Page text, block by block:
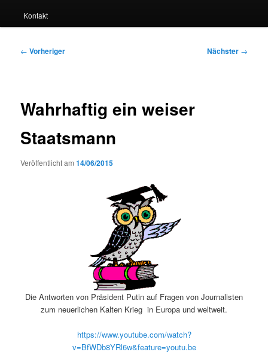
Kontakt
Beitragsnavigation
← Vorheriger Nächster →
Wahrhaftig ein weiser
Staatsmann
Veröffentlicht am14/06/2015
Die Antworten von Präsident Putin auf Fragen von Journalisten
zum neuerlichen Kalten Krieg in Europa und weltweit.
https://www.youtube.com/watch?
v=BfWDb8YRl6w&feature=youtu.be